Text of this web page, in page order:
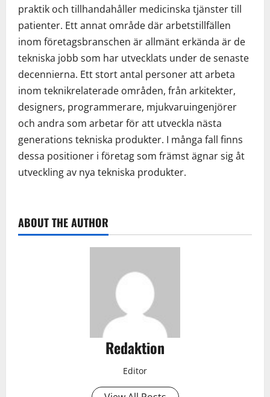
praktik och tillhandahåller medicinska tjänster till
patienter. Ett annat område där arbetstillfällen
inom företagsbranschen är allmänt erkända är de
tekniska jobb som har utvecklats under de senaste
decennierna. Ett stort antal personer att arbeta
inom teknikrelaterade områden, från arkitekter,
designers, programmerare, mjukvaruingenjörer
och andra som arbetar för att utveckla nästa
generations tekniska produkter. I många fall finns
dessa positioner i företag som främst ägnar sig åt
utveckling av nya tekniska produkter.
ABOUT THE AUTHOR
Redaktion
Editor